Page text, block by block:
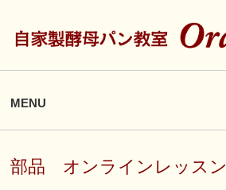
MENU
部品 オンラインレッスン